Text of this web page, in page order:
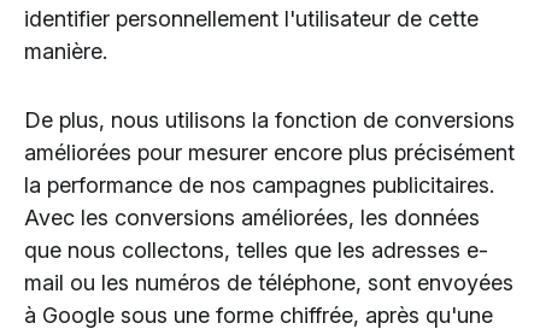
identifier personnellement l'utilisateur de cette
manière.
De plus, nous utilisons la fonction de conversions
améliorées pour mesurer encore plus précisément
la performance de nos campagnes publicitaires.
Avec les conversions améliorées, les données
que nous collectons, telles que les adresses e-
mail ou les numéros de téléphone, sont envoyées
à Google sous une forme chiffrée, après qu'une